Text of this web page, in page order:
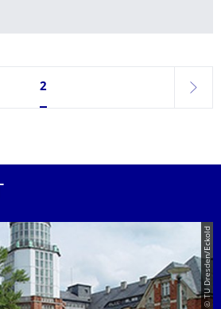
Seite 2, aktuell ausgewählt
2
weiter
© TU Dresden/Eckold